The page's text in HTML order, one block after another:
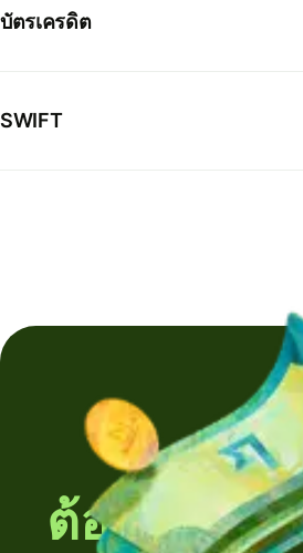
บัตรเครดิต
SWIFT
ต้องโอนเงิ